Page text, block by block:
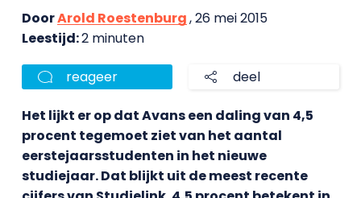
DoorArold Roestenburg, 26 mei 2015
Leestijd:2 minuten
reageer deel
Het lijkt er op dat Avans een daling van 4,5
procent tegemoet ziet van het aantal
eerstejaarsstudenten in het nieuwe
studiejaar. Dat blijkt uit de meest recente